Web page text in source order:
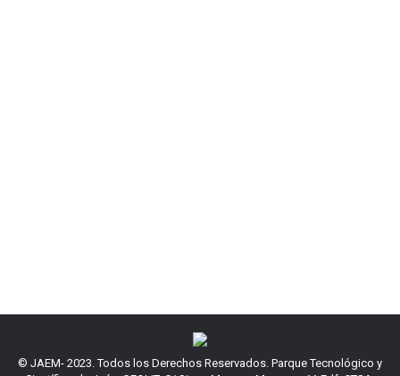
© JAEM- 2023. Todos los Derechos Reservados. Parque Tecnológico y